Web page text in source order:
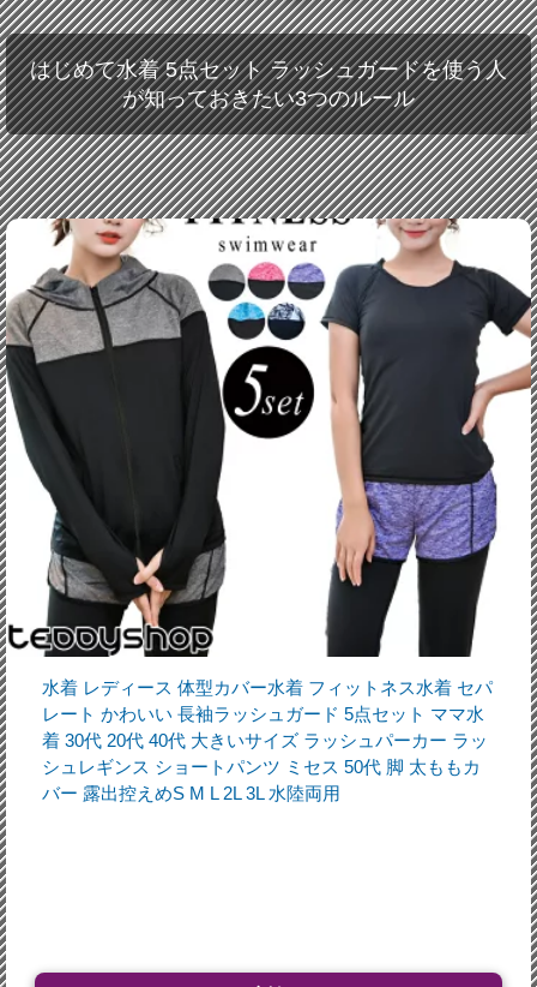
はじめて水着 5点セット ラッシュガードを使う人
が知っておきたい3つのルール
水着 レディース 体型カバー水着 フィットネス水着 セパ
レート かわいい 長袖ラッシュガード 5点セット ママ水
着 30代 20代 40代 大きいサイズ ラッシュパーカー ラッ
シュレギンス ショートパンツ ミセス 50代 脚 太ももカ
バー 露出控えめS M L 2L 3L 水陸両用